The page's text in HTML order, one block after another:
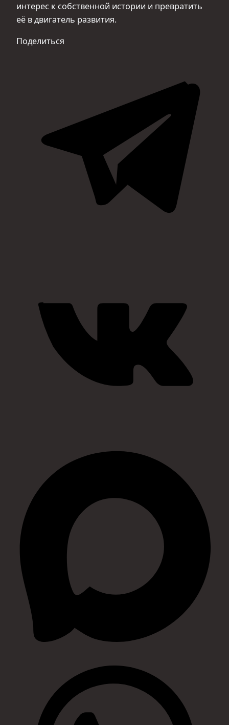
интерес к собственной истории и превратить
её в двигатель развития.
Поделиться